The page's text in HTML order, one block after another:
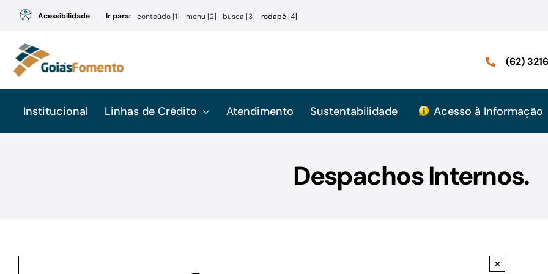
conteúdo
Acessibilidade Ir para: conteúdo [1] menu [2] busca [3] rodapé [4]
(62)
Institucional Linhas de Crédito Atendimento Sustentabilidade Acesso à Informação
Despachos Internos.
×